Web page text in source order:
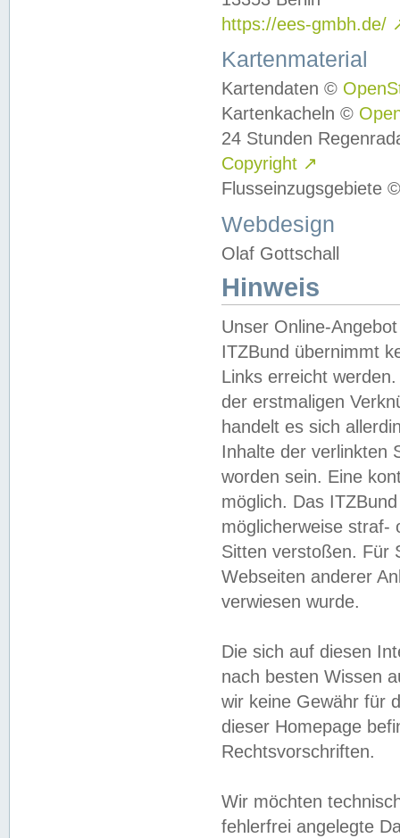
https://ees-gmbh.de/
Kartenmaterial
Kartendaten ©
Kartenkacheln ©
24 Stunden
Copyright ↗
Flusseinzugsgebiete
Webdesign
Olaf Gottschall
Hinweis
Unser Online-
ITZBund übernimmt
Links erreicht
der erstmaligen
handelt es sich
Inhalte der verlinkten
worden sein. Eine
möglich. Das
möglicherweise straf-
Sitten verstoßen. Für
Webseiten anderer
verwiesen wurde.
Die sich auf diesen
nach besten Wissen
wir keine Gewähr für
dieser Homepage
Rechtsvorschriften.
Wir möchten
fehlerfrei angelegte